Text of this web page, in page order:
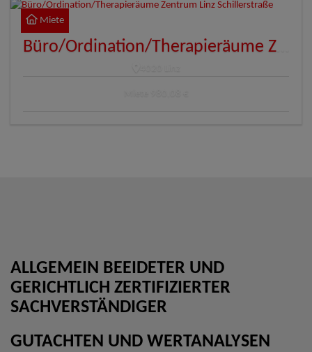
Miete
ALLGEMEIN BEEIDETER UND
GERICHTLICH ZERTIFIZIERTER
SACHVERSTÄNDIGER
GUTACHTEN UND WERTANALYSEN